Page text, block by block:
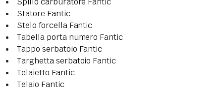
Statore Fantic
Stelo forcella Fantic
Tabella porta numero Fantic
Tappo serbatoio Fantic
Targhetta serbatoio Fantic
Telaietto Fantic
Telaio Fantic